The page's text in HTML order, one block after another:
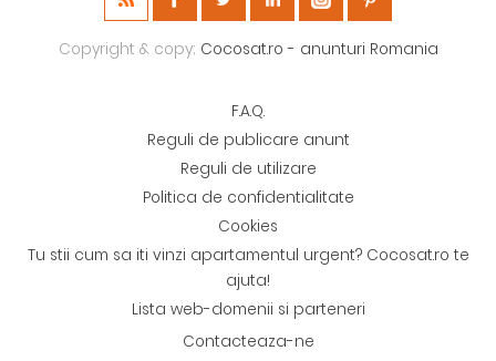
Copyright & copy; Cocosat.ro - anunturi Romania
F.A.Q.
Reguli de publicare anunt
Reguli de utilizare
Politica de confidentialitate
Cookies
Tu stii cum sa iti vinzi apartamentul urgent? Cocosat.ro te
ajuta!
Lista web-domenii si parteneri
Contacteaza-ne